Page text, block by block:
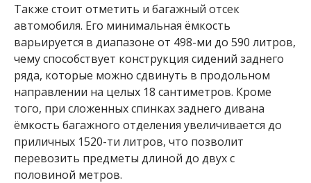
Также стоит отметить и багажный отсек
автомобиля. Его минимальная ёмкость
варьируется в диапазоне от 498-ми до 590 литров,
чему способствует конструкция сидений заднего
ряда, которые можно сдвинуть в продольном
направлении на целых 18 сантиметров. Кроме
того, при сложенных спинках заднего дивана
ёмкость багажного отделения увеличивается до
приличных 1520-ти литров, что позволит
перевозить предметы длиной до двух с
половиной метров.